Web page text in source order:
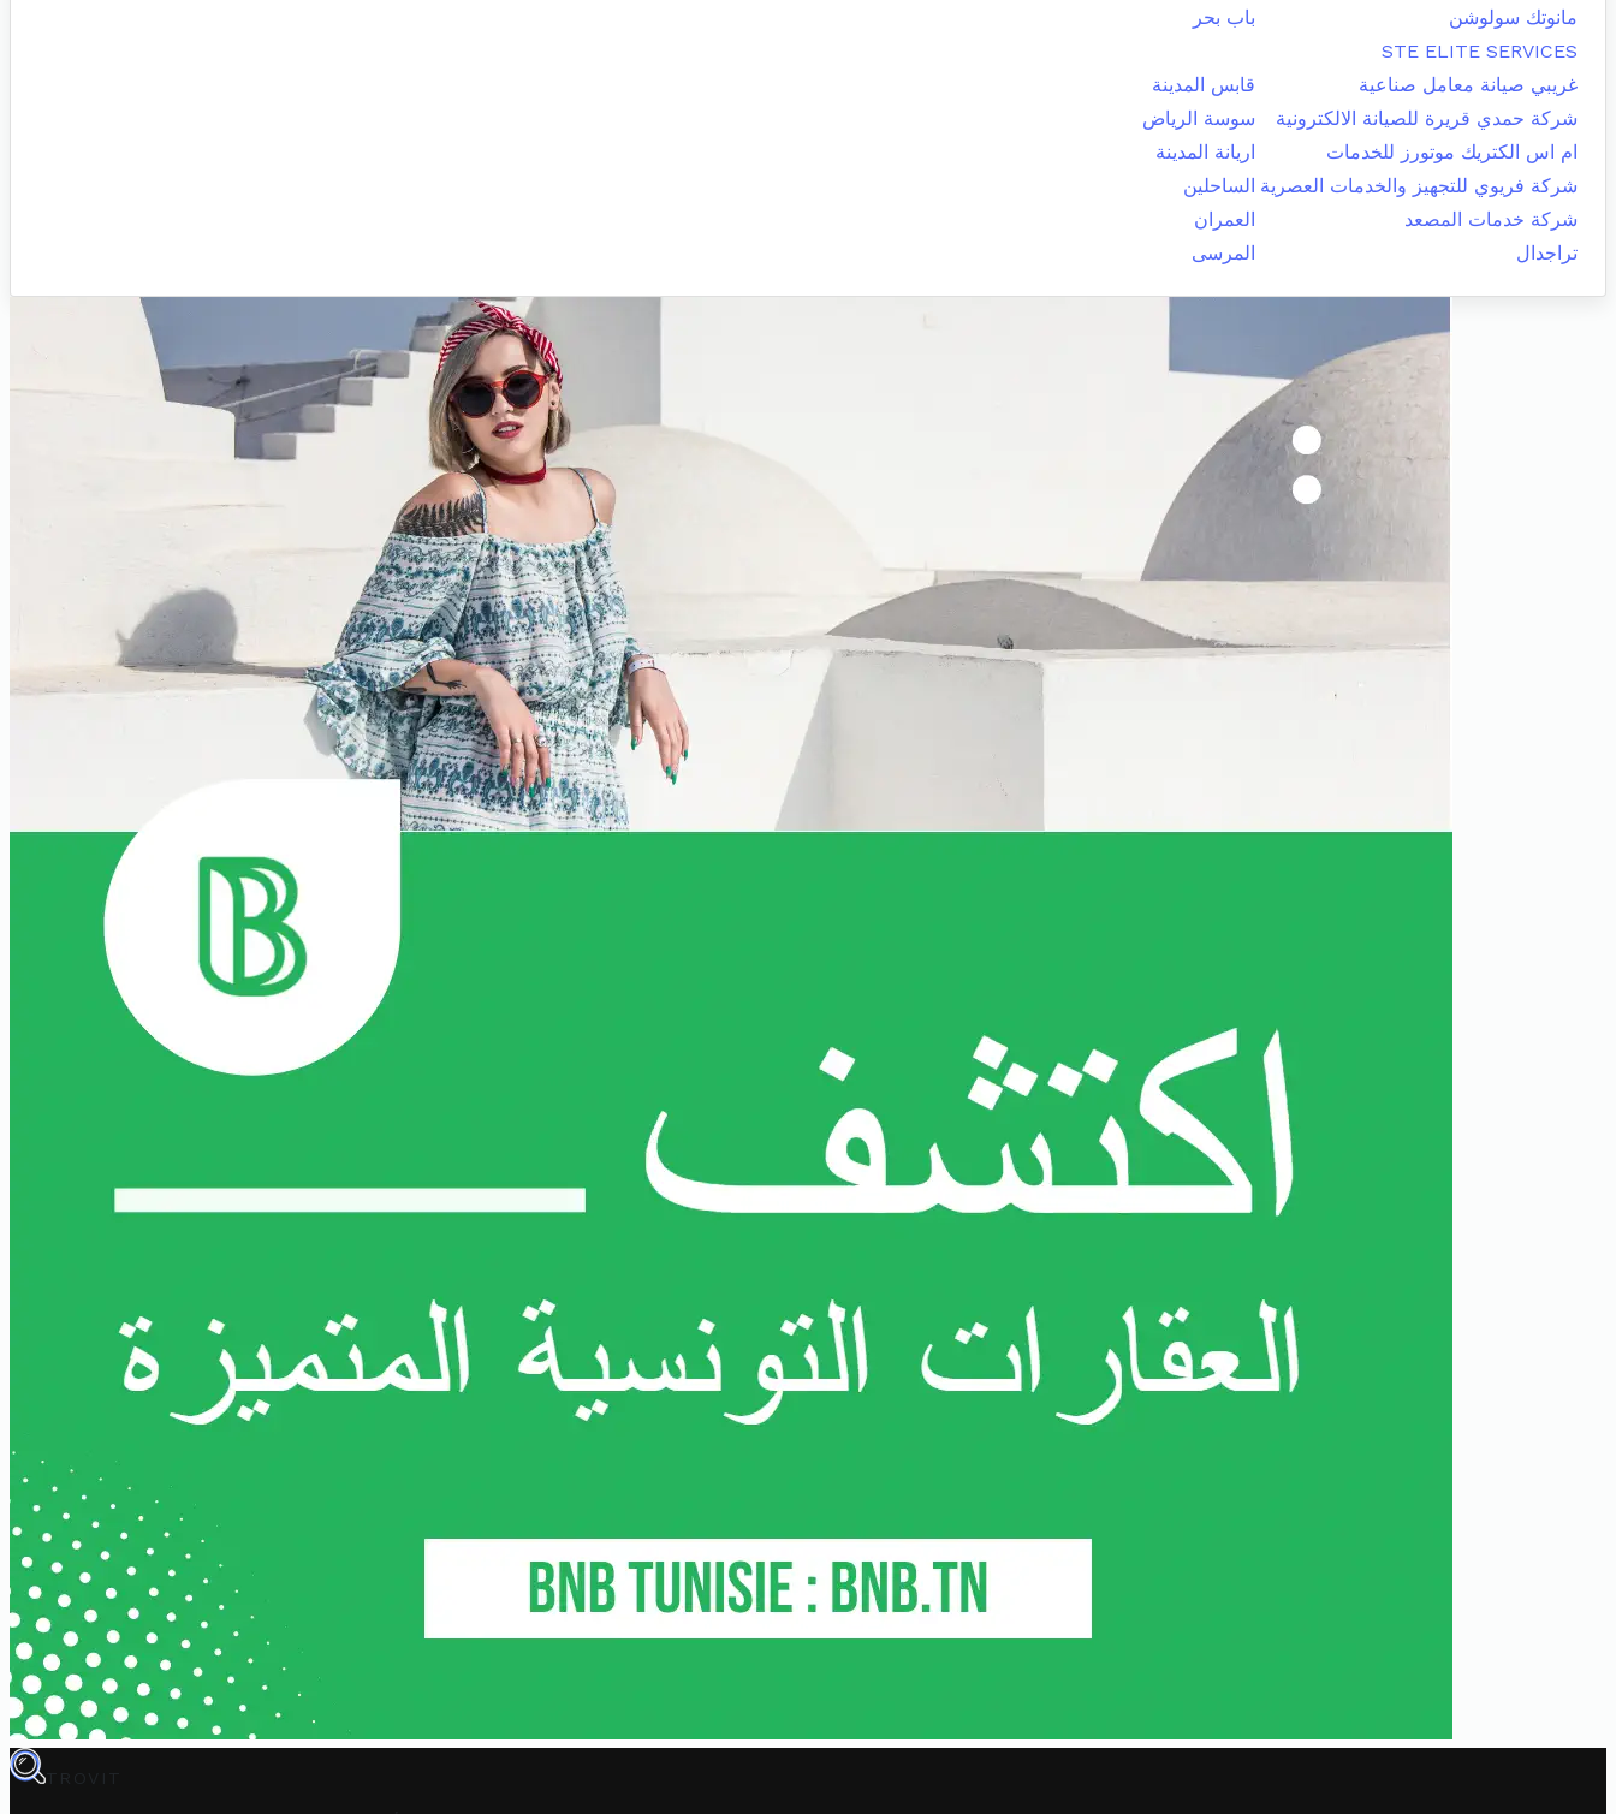
مانوتك سولوشن
باب بحر
STE ELITE SERVICES
غريبي صيانة معامل صناعية
قابس المدينة
شركة حمدي قريرة للصيانة الالكترونية
سوسة الرياض
ام اس الكتريك موتورز للخدمات
اريانة المدينة
شركة فريوي للتجهيز والخدمات العصرية الساحلين
شركة خدمات المصعد
العمران
تراجدال
المرسى
TROVIT